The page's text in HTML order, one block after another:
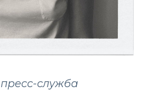
служба